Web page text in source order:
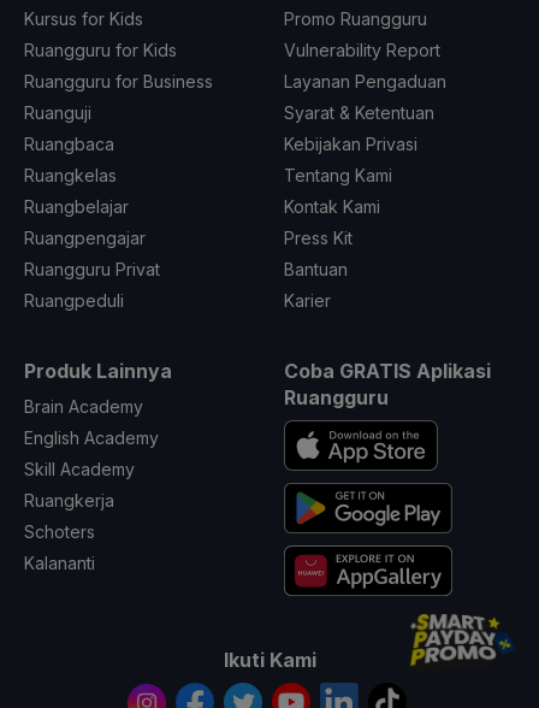
Kursus for Kids
Ruangguru for Kids
Ruangguru for Business
Ruanguji
Ruangbaca
Ruangkelas
Ruangbelajar
Ruangpengajar
Ruangguru Privat
Ruangpeduli
Promo Ruangguru
Vulnerability Report
Layanan Pengaduan
Syarat & Ketentuan
Kebijakan Privasi
Tentang Kami
Kontak Kami
Press Kit
Bantuan
Karier
Produk Lainnya
Brain Academy
English Academy
Skill Academy
Ruangkerja
Schoters
Kalananti
Coba GRATIS Aplikasi
Ruangguru
Ikuti Kami